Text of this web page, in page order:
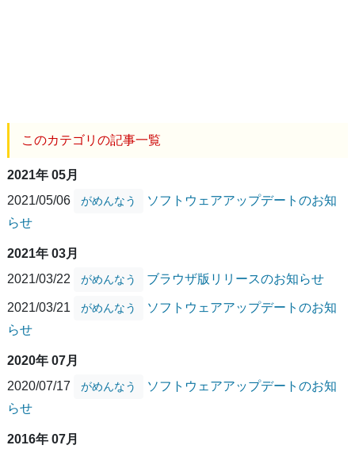
このカテゴリの記事一覧
2021年 05月
2021/05/06
がめんなう
ソフトウェアアップデートのお知
らせ
2021年 03月
2021/03/22
がめんなう ブラウザ版リリースのお知らせ
2021/03/21 がめんなう
ソフトウェアアップデートのお知
らせ
2020年 07月
2020/07/17
がめんなう
ソフトウェアアップデートのお知
らせ
2016年 07月